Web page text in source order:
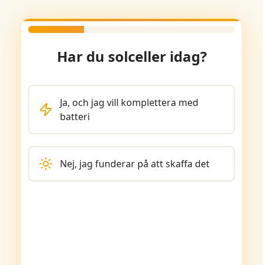
Har du solceller idag?
Ja, och jag vill komplettera med
batteri
Nej, jag funderar på att skaffa det